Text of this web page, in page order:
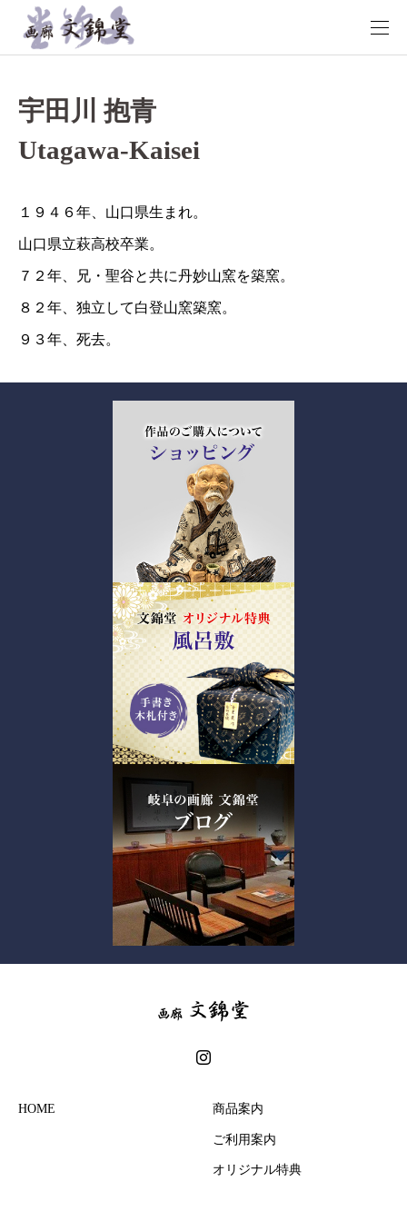
宇田川 抱青
Utagawa-Kaisei
１９４６年、山口県生まれ。
山口県立萩高校卒業。
７２年、兄・聖谷と共に丹妙山窯を築窯。
８２年、独立して白登山窯築窯。
９３年、死去。
HOME 商品案内
ご利用案内
オリジナル特典